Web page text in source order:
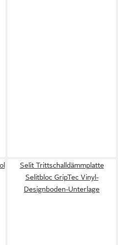
Selit Trittschalldämmplatte
Selitbloc GripTec Vinyl-
Designboden-Unterlage